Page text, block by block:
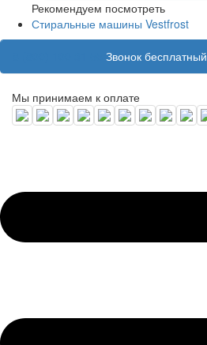
Рекомендуем посмотреть
Стиральные машины Vestfrost
Звонок бесплатный
Мы принимаем к оплате